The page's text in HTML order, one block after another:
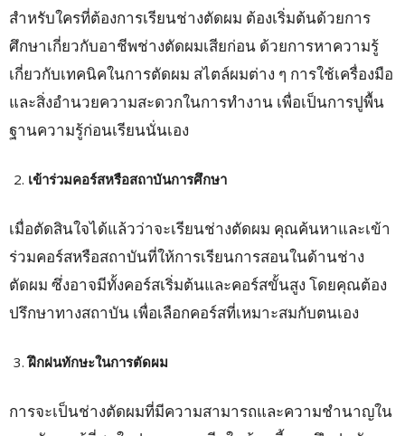
สำหรับใครที่ต้องการเรียนช่างตัดผม ต้องเริ่มต้นด้วยการ
ศึกษาเกี่ยวกับอาชีพช่างตัดผมเสียก่อน ด้วยการหาความรู้
เกี่ยวกับเทคนิคในการตัดผม สไตล์ผมต่าง ๆ การใช้เครื่องมือ
และสิ่งอำนวยความสะดวกในการทำงาน เพื่อเป็นการปูพื้น
ฐานความรู้ก่อนเรียนนั่นเอง
เข้าร่วมคอร์สหรือสถาบันการศึกษา
เมื่อตัดสินใจได้แล้วว่าจะเรียนช่างตัดผม คุณค้นหาและเข้า
ร่วมคอร์สหรือสถาบันที่ให้การเรียนการสอนในด้านช่าง
ตัดผม ซึ่งอาจมีทั้งคอร์สเริ่มต้นและคอร์สขั้นสูง โดยคุณต้อง
ปรึกษาทางสถาบัน เพื่อเลือกคอร์สที่เหมาะสมกับตนเอง
ฝึกฝนทักษะในการตัดผม
การจะเป็นช่างตัดผมที่มีความสามารถและความชำนาญใน